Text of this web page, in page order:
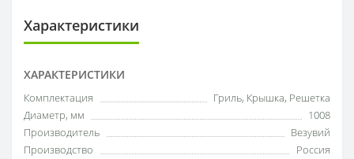
Характеристики
ХАРАКТЕРИСТИКИ
Комплектация Гриль, Крышка, Решетка
Диаметр, мм
1008
Производитель
Везувий
Производство
Россия